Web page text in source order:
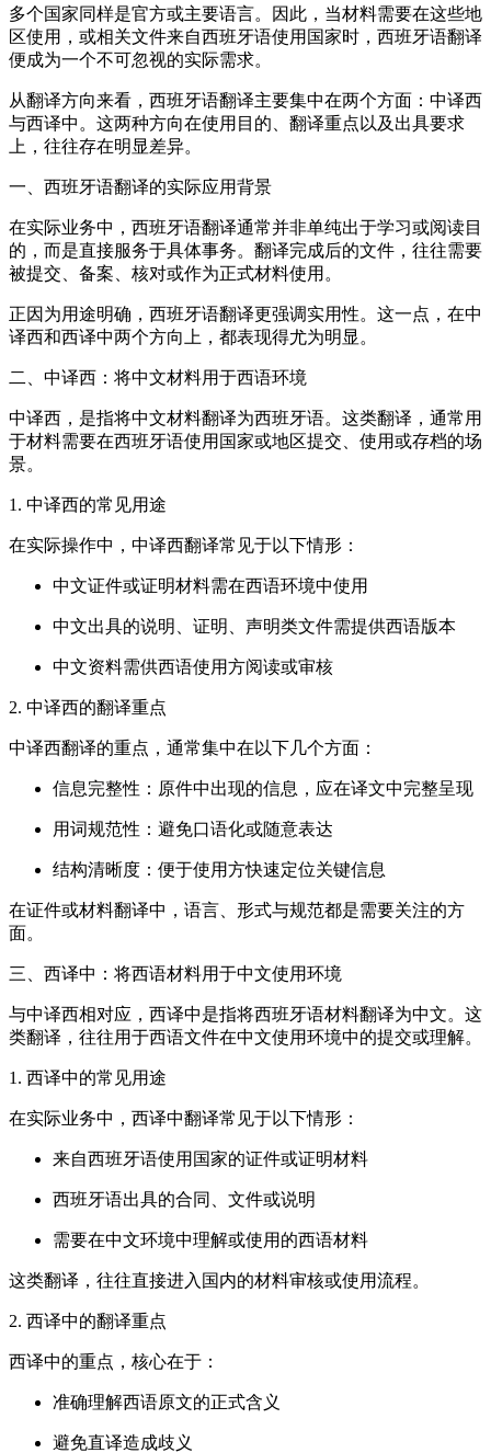
多个国家同样是官方或主要语言。因此，当材料需要在这些地
区使用，或相关文件来自西班牙语使用国家时，西班牙语翻译
便成为一个不可忽视的实际需求。
从翻译方向来看，西班牙语翻译主要集中在两个方面：中译西
与西译中。这两种方向在使用目的、翻译重点以及出具要求
上，往往存在明显差异。
一、西班牙语翻译的实际应用背景
在实际业务中，西班牙语翻译通常并非单纯出于学习或阅读目
的，而是直接服务于具体事务。翻译完成后的文件，往往需要
被提交、备案、核对或作为正式材料使用。
正因为用途明确，西班牙语翻译更强调实用性。这一点，在中
译西和西译中两个方向上，都表现得尤为明显。
二、中译西：将中文材料用于西语环境
中译西，是指将中文材料翻译为西班牙语。这类翻译，通常用
于材料需要在西班牙语使用国家或地区提交、使用或存档的场
景。
1. 中译西的常见用途
在实际操作中，中译西翻译常见于以下情形：
中文证件或证明材料需在西语环境中使用
中文出具的说明、证明、声明类文件需提供西语版本
中文资料需供西语使用方阅读或审核
2. 中译西的翻译重点
中译西翻译的重点，通常集中在以下几个方面：
信息完整性：原件中出现的信息，应在译文中完整呈现
用词规范性：避免口语化或随意表达
结构清晰度：便于使用方快速定位关键信息
在证件或材料翻译中，语言、形式与规范都是需要关注的方
面。
三、西译中：将西语材料用于中文使用环境
与中译西相对应，西译中是指将西班牙语材料翻译为中文。这
类翻译，往往用于西语文件在中文使用环境中的提交或理解。
1. 西译中的常见用途
在实际业务中，西译中翻译常见于以下情形：
来自西班牙语使用国家的证件或证明材料
西班牙语出具的合同、文件或说明
需要在中文环境中理解或使用的西语材料
这类翻译，往往直接进入国内的材料审核或使用流程。
2. 西译中的翻译重点
西译中的重点，核心在于：
准确理解西语原文的正式含义
避免直译造成歧义